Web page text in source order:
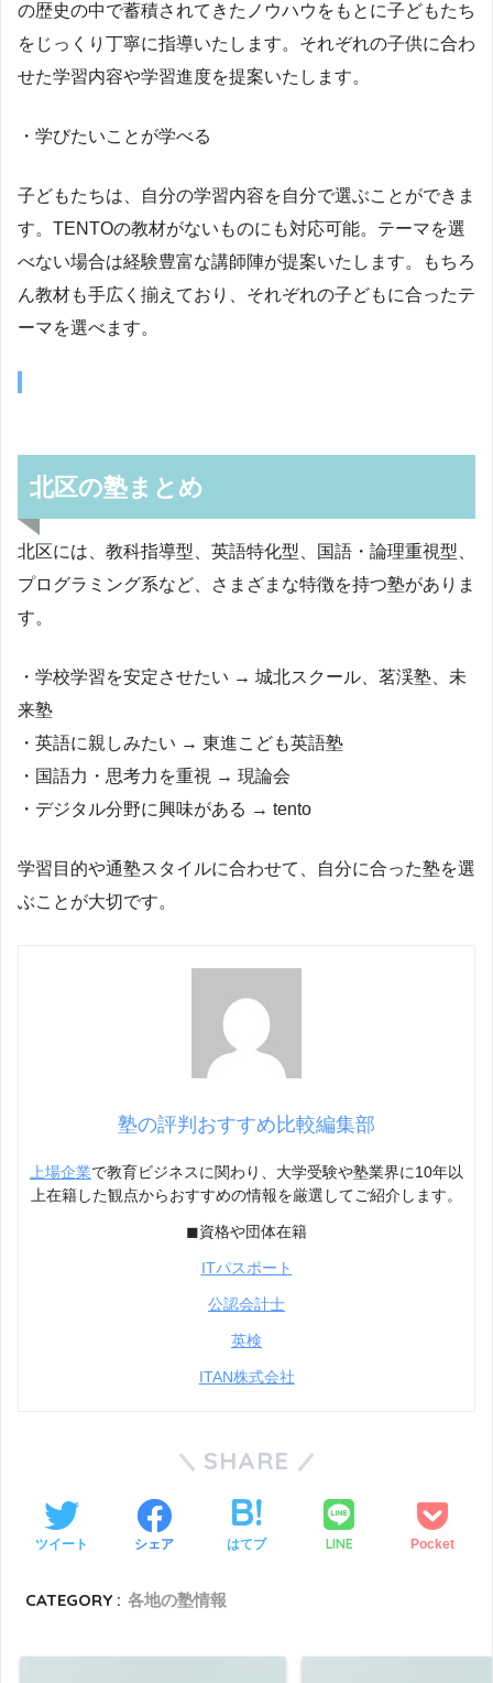
の歴史の中で蓄積されてきたノウハウをもとに子どもたち
をじっくり丁寧に指導いたします。それぞれの子供に合わ
せた学習内容や学習進度を提案いたします。
・学びたいことが学べる
子どもたちは、自分の学習内容を自分で選ぶことができま
す。TENTOの教材がないものにも対応可能。テーマを選
べない場合は経験豊富な講師陣が提案いたします。もちろ
ん教材も手広く揃えており、それぞれの子どもに合ったテ
ーマを選べます。
北区の塾まとめ
北区には、教科指導型、英語特化型、国語・論理重視型、
プログラミング系など、さまざまな特徴を持つ塾がありま
す。
・学校学習を安定させたい → 城北スクール、茗渓塾、未
来塾
・英語に親しみたい → 東進こども英語塾
・国語力・思考力を重視 → 現論会
・デジタル分野に興味がある → tento
学習目的や通塾スタイルに合わせて、自分に合った塾を選
ぶことが大切です。
塾の評判おすすめ比較編集部
上場企業で教育ビジネスに関わり、大学受験や塾業界に10年以
上在籍した観点からおすすめの情報を厳選してご紹介します。
◼︎資格や団体在籍
ITパスポート
公認会計士
英検
ITAN株式会社
SHARE
ツイート シェア はてブ LINE Pocket
CATEGORY : 各地の塾情報